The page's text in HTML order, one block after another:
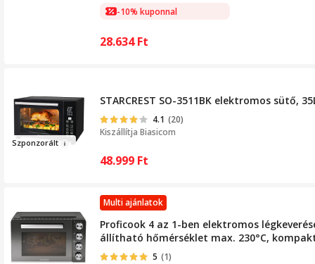
-10% kuponnal
28.634Ft
Szponzorált
STARCREST SO-3511BK elektromos sütő,
4.1 (20)
Kiszállítja Biasicom
48.999 Ft
Multi ajánlatok
Proficook 4 az 1-ben elektromos
állítható hőmérséklet max. 230°C,
5 (1)